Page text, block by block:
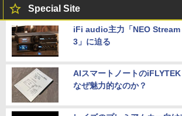
Special Site
iFi audio主力「NEO Stream
3」に迫る
AIスマートノートの
なぜ魅力的なのか？